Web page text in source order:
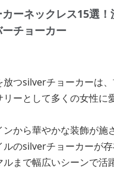
ーネックレス15選
チョーカー
つsilverチョーカーは、
ーとして多くの女性に
から華やかな装飾が施
ルのsilverチョーカーが
まで幅広いシーンで活